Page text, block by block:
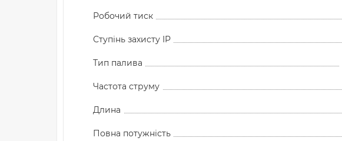
Робочий тиск
Ступінь захисту IP
Тип палива
Частота струму
Длина
Повна потужність